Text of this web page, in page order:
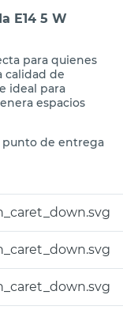
E14 5 W
para quienes
calidad de
ideal para
espacios
punto de entrega